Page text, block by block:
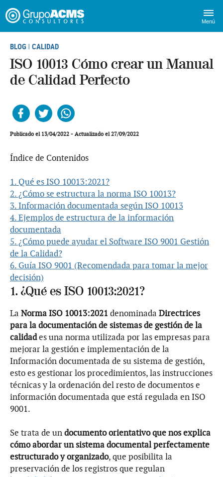
Menú
BLOG | CALIDAD
ISO 10013 Cómo crear un Manual
de Calidad Perfecto
Publicado el 13/04/2022 - Actualizado el 27/09/2022
Índice de Contenidos
1. Qué es ISO 10013:2021?
2. ¿Cómo se estructura la norma ISO 10013?
3. Información documentada según ISO 10013
4. Ejemplos de estructura de la información
documentada
5. ¿Cómo puede ayudar el Software ISO 9001 Gestión
de la Calidad?
6. Guía ISO 9001 (Recomendada para tomar la mejor
decisión)
1. ¿Qué es ISO 10013:2021?
La Norma ISO 10013:2021 denominada Directrices
para la documentación de sistemas de gestión de la
calidades una norma utilizada por las empresas para
mejorar la gestión e implementación de la
Información documentada de su sistema de gestión,
esto es gestionar los procedimientos, las instrucciones
técnicas y la ordenación del resto de documentos e
información documentada que está regulada en ISO
9001.
Se trata de undocumento orientativo que nos explica
cómo abordar un sistema documental perfectamente
estructurado y organizado, que posibilita la
preservación de los registros que regulan